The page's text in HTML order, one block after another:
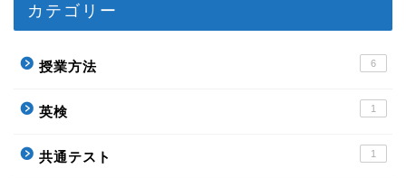
カテゴリー
授業方法 6
英検 1
共通テスト 1